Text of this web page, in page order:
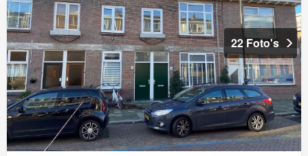
22 Foto's